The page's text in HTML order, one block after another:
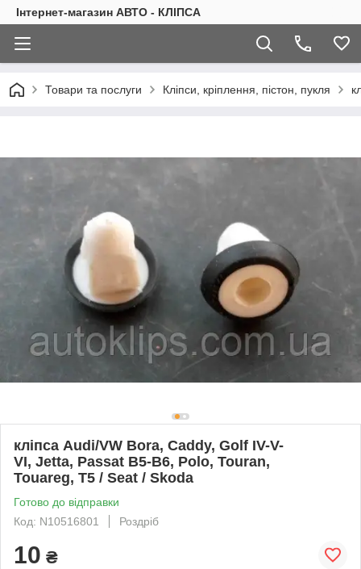
Інтернет-магазин АВТО - КЛІПСА
Товари та послуги Кліпси, кріплення, пістон, пукля
кліпса Audi/VW Bora, Caddy, Golf IV-V-
VI, Jetta, Passat B5-B6, Polo, Touran,
Touareg, T5 / Seat / Skoda
Готово до відправки
Код: N10516801
Роздріб
10 ₴